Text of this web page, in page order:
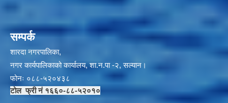
सम्पर्क
शारदा नगरपालिका,
नगर कार्यपालिकाको कार्यालय, शा.न.पा -२, सल्यान।
फोनः ०८८-५२०४३८
टोल फ्री नं १६६०-८८-५२०१०